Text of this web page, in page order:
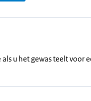
als u het gewas teelt